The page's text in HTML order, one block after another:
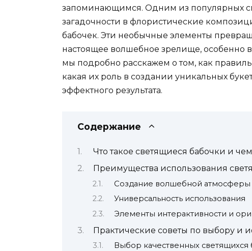
запоминающимся. Одним из популярных
загадочности в флористические
бабочек. Эти необычные элементы
настоящее волшебное зрелище, особенно
мы подробно расскажем о том, как
какая их роль в создании уникальных
эффектного результата.
Содержание
Что такое светящиеся бабочки и
Преимущества использования
Создание волшебной атмосферы
Универсальность использования
Элементы интерактивности и
Практические советы по выбору и
Выбор качественных светящихся